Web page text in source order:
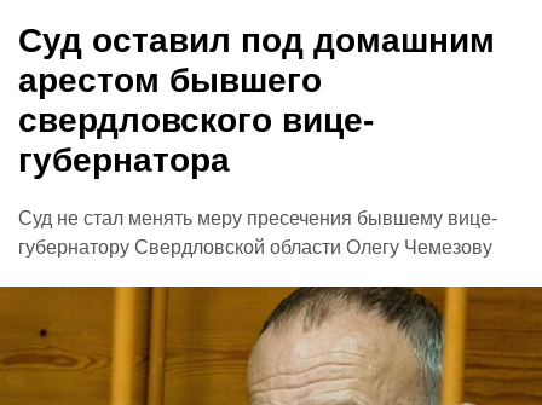
Суд оставил под домашним
арестом бывшего
свердловского вице-
губернатора
Суд не стал менять меру пресечения бывшему вице-
губернатору Свердловской области Олегу Чемезову